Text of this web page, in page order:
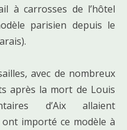
à carrosses de l’hôtel
parisien depuis le
avec de nombreux
après la mort de Louis
d’Aix allaient
importé ce modèle à